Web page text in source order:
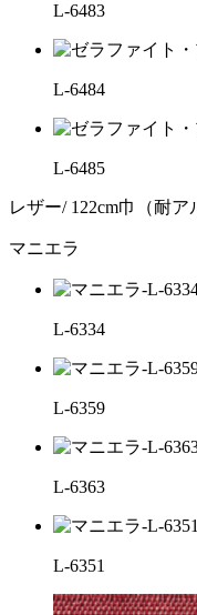
L-6483
L-6484
L-6485
レザー/ 122cm巾（耐
マニエラ
L-6334
L-6359
L-6363
L-6351